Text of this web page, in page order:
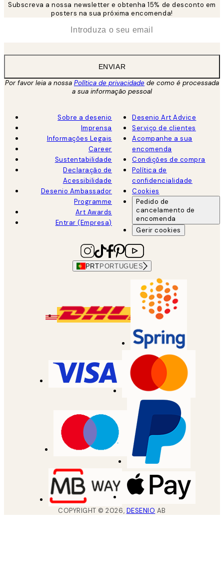
Subscreva a nossa newsletter e obtenha 15% de desconto em
posters na sua próxima encomenda!
ENVIAR
Por favor leia a nossa Política de privacidade de como é processada
a sua informação pessoal
Sobre a desenio
Imprensa
Informações Legais
Career
Sustentabilidade
Declaração de
Acessibilidade
Desenio Ambassador
Programme
Art Awards
Entrar (Empresa)
Desenio Art Advice
Serviço de clientes
Acompanhe a sua
encomenda
Condições de compra
Política de
confidencialidade
Cookies
Pedido de
cancelamento de
encomenda
Gerir cookies
PRT PORTUGUES
COPYRIGHT ©2026, DESENIO AB